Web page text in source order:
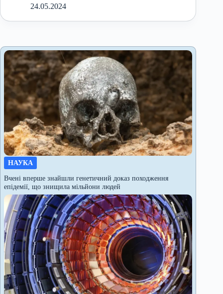
24.05.2024
НАУКА
Вчені вперше знайшли генетичний доказ походження
епідемії, що знищила мільйони людей